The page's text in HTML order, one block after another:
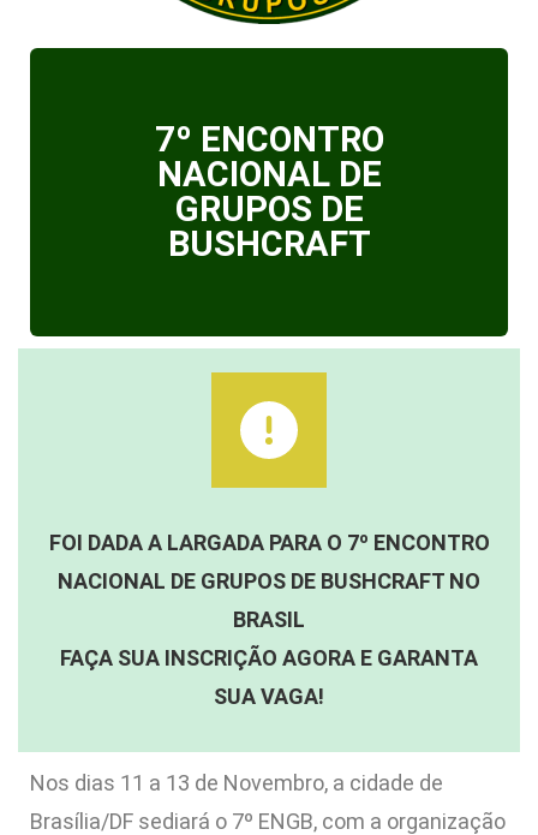
7º ENCONTRO
NACIONAL DE
GRUPOS DE
BUSHCRAFT
FOI DADA A LARGADA PARA O 7º ENCONTRO
NACIONAL DE GRUPOS DE BUSHCRAFT NO
BRASIL
FAÇA SUA INSCRIÇÃO AGORA E GARANTA
SUA VAGA!
Nos dias 11 a 13 de Novembro, a cidade de
Brasília/DF sediará o 7º ENGB, com a organização